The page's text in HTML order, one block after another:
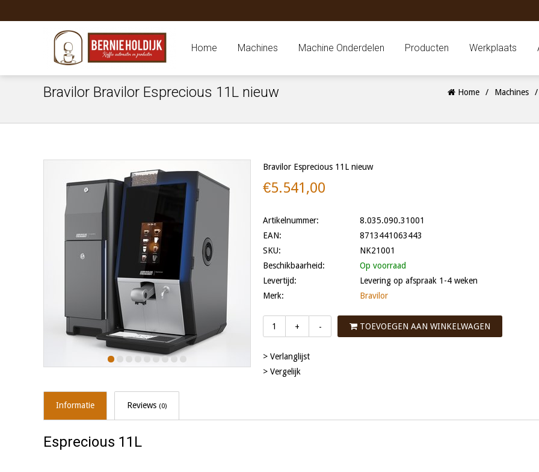
Home Machines Machine Onderdelen Producten Werkplaats
Bravilor Bravilor Esprecious 11L nieuw Home / Machines
Bravilor Esprecious 11L nieuw
€5.541,00
Artikelnummer:
8.035.090.31001
EAN:
8713441063443
SKU:
NK21001
Beschikbaarheid:
Op voorraad
Levertijd:
Levering op afspraak 1-4 weken
Merk:
Bravilor
+ - TOEVOEGEN AAN WINKELWAGEN
> Verlanglijst
> Vergelijk
Informatie Reviews (0)
Esprecious 11L